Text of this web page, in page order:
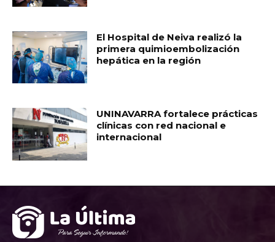
El Hospital de Neiva realizó la
primera quimioembolización
hepática en la región
UNINAVARRA fortalece prácticas
clínicas con red nacional e
internacional